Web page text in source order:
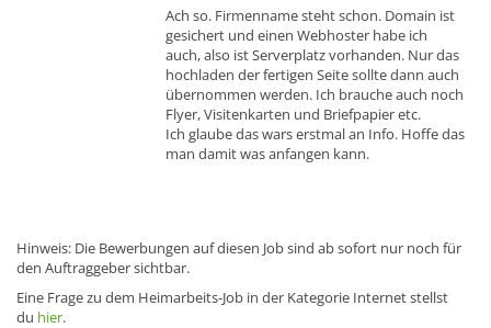
Ach so. Firmenname steht schon. Domain ist
gesichert und einen Webhoster habe ich
auch, also ist Serverplatz vorhanden. Nur das
hochladen der fertigen Seite sollte dann auch
übernommen werden. Ich brauche auch noch
Flyer, Visitenkarten und Briefpapier etc.
Ich glaube das wars erstmal an Info. Hoffe das
man damit was anfangen kann.
Hinweis: Die Bewerbungen auf diesen Job sind ab sofort nur noch für
den Auftraggeber sichtbar.
Eine Frage zu dem Heimarbeits-Job in der Kategorie Internet stellst
du hier.